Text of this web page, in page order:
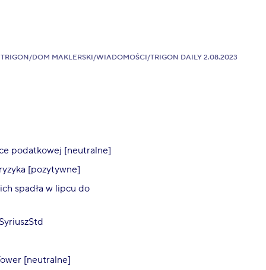
TRIGON/DOM MAKLERSKI/WIADOMOŚCI/TRIGON DAILY 2.08.2023
podatkowej [neutralne]
[pozytywne]
spadła w lipcu do
[neutralne]